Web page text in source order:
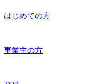
はじめての方
事業主の方